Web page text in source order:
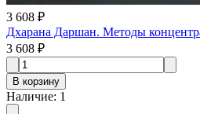
3 608 ₽
Дхарана Даршан. Методы
3 608 ₽
В корзину
Наличие: 1